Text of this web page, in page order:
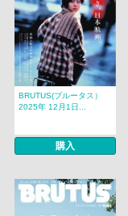
BRUTUS(ブルータス）
2025年 12月1日...
購入